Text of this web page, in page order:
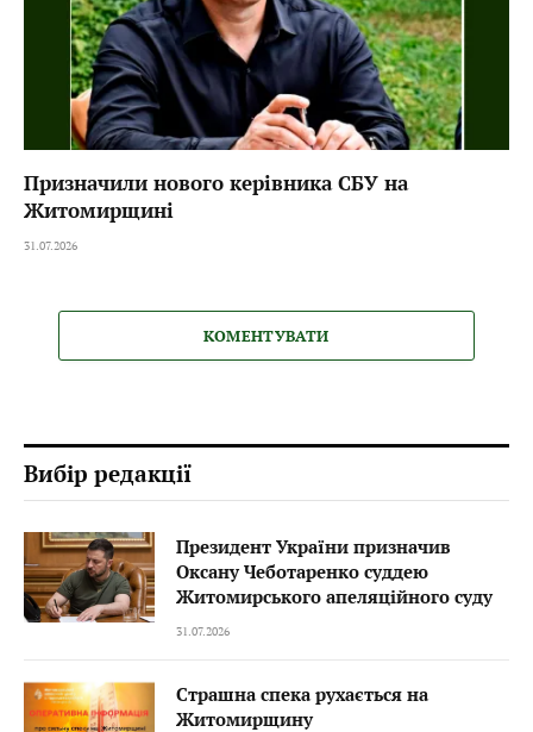
Призначили нового керівника СБУ на
Житомирщині
31.07.2026
КОМЕНТУВАТИ
Вибір редакції
Президент України призначив
Оксану Чеботаренко суддею
Житомирського апеляційного суду
31.07.2026
Страшна спека рухається на
Житомирщину